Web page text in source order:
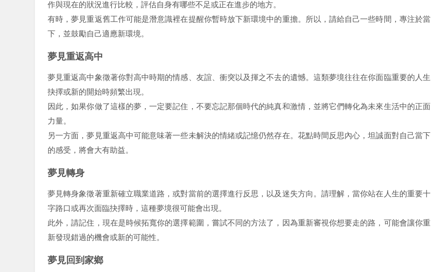
作與現在的狀況進行比較，評估自身有哪些不足或正在進步的地方。
有時，夢見重返舊工作可能是潛意識裡在提醒你暫時放下新環境中的重擔。所以，請給自己一些時間，專注於當
下，並鼓勵自己適應新環境。
夢見重返高中
夢見重返高中象徵著你對高中時期的情感、友誼、衝突以及揮之不去的遺憾。這類夢境往往在你面臨重要的人生
抉擇或新的開始時頻繁出現。
因此，如果你做了這樣的夢，一定要記住，不要忘記那個時代的純真和激情，並將它們轉化為未來生活中的正面
力量。
另一方面，夢見重返高中可能意味著一些未解決的情緒或記憶仍然存在。花點時間反思內心，坦誠面對自己當下
的感受，將會大有助益。
夢見轉身
夢見轉身象徵著重新確立職業道路，或對當前的選擇進行反思，以及迷失方向。請理解，當你站在人生的重要十
字路口或再次面臨抉擇時，這種夢境很可能會出現。
此外，請記住，現在是時候拓寬你的選擇範圍，嘗試不同的方法了，因為重新審視你想要走的路，可能會讓你重
新發現錯過的機會或新的可能性。
夢見回到家鄉